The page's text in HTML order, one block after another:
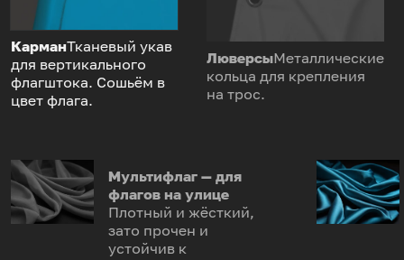
КарманТканевый укав
для вертикального
флагштока. Сошьём в
цвет флага.
ЛюверсыМеталлические
кольца для крепления
на трос.
Мультифлаг — для
флагов на улице
Плотный и жёсткий,
зато прочен и
устойчив к